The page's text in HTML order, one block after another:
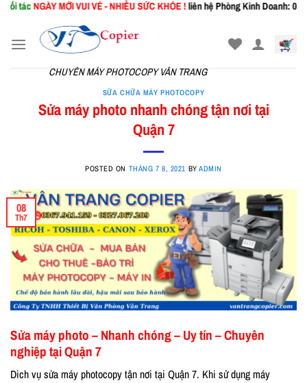
Skip
content
MỚIVUI VẺ - NHIỀU SỨC KHỎE !liên hệ Phòng Kinh Doanh: 0367.941.159|
CHUYÊN MÁY PHOTOCOPY VÂN TRANG
SỮA CHỮA MÁY PHOTOCOPY
Sửa máy photo nhanh chóng tận nơi tại
Quận 7
POSTED ON THÁNG 7 8, 2021 BYADMIN
08
Th7
Sửa máy photo – Nhanh chóng – Uy tín – Chuyên
nghiệp tại Quận 7
Dich vụ sửa máy photocopy tận nơi tại Quận 7. Khi sử dụng máy